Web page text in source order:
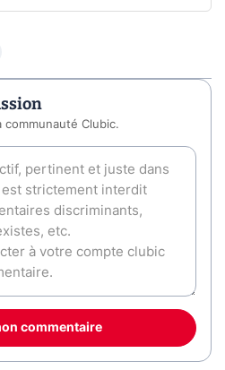
communauté Clubic.
commentaire